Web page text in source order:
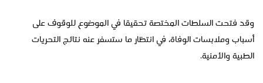
وقد فتحت السلطات المختصة تحقيقا في الموضوع للوقوف على
أسباب وملابسات الوفاة، في انتظار ما ستسفر عنه نتائج التحريات
الطبية والأمنية.